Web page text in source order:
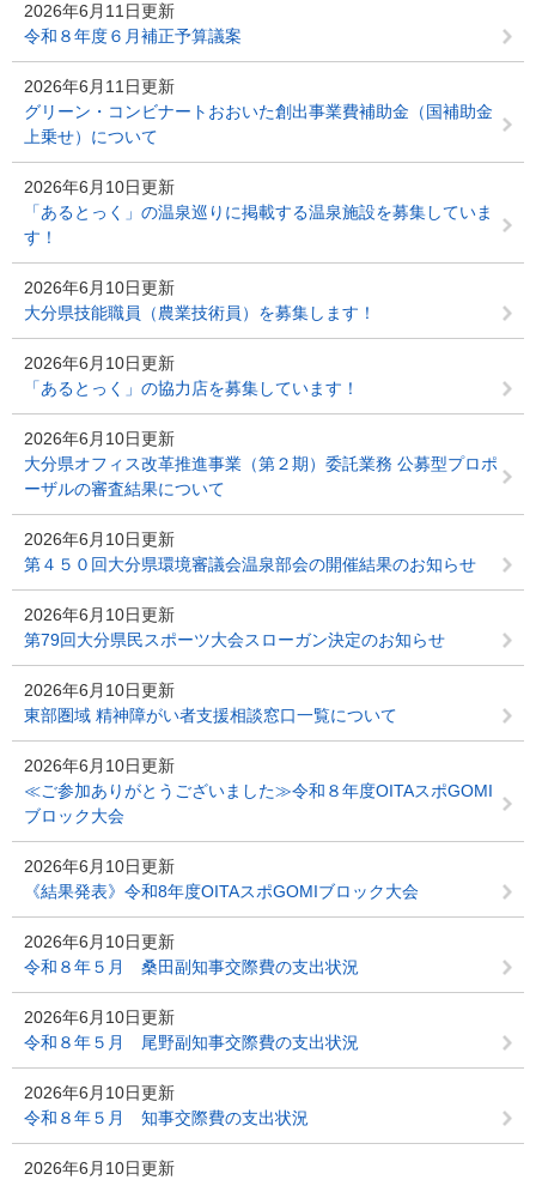
2026年6月11日更新
令和８年度６月補正予算議案
2026年6月11日更新
グリーン・コンビナートおおいた創出事業費補助金（国補助金
上乗せ）について
2026年6月10日更新
「あるとっく」の温泉巡りに掲載する温泉施設を募集していま
す！
2026年6月10日更新
大分県技能職員（農業技術員）を募集します！
2026年6月10日更新
「あるとっく」の協力店を募集しています！
2026年6月10日更新
大分県オフィス改革推進事業（第２期）委託業務 公募型プロポ
ーザルの審査結果について
2026年6月10日更新
第４５０回大分県環境審議会温泉部会の開催結果のお知らせ
2026年6月10日更新
第79回大分県民スポーツ大会スローガン決定のお知らせ
2026年6月10日更新
東部圏域 精神障がい者支援相談窓口一覧について
2026年6月10日更新
≪ご参加ありがとうございました≫令和８年度OITAスポGOMI
ブロック大会
2026年6月10日更新
《結果発表》令和8年度OITAスポGOMIブロック大会
2026年6月10日更新
令和８年５月 桑田副知事交際費の支出状況
2026年6月10日更新
令和８年５月 尾野副知事交際費の支出状況
2026年6月10日更新
令和８年５月 知事交際費の支出状況
2026年6月10日更新